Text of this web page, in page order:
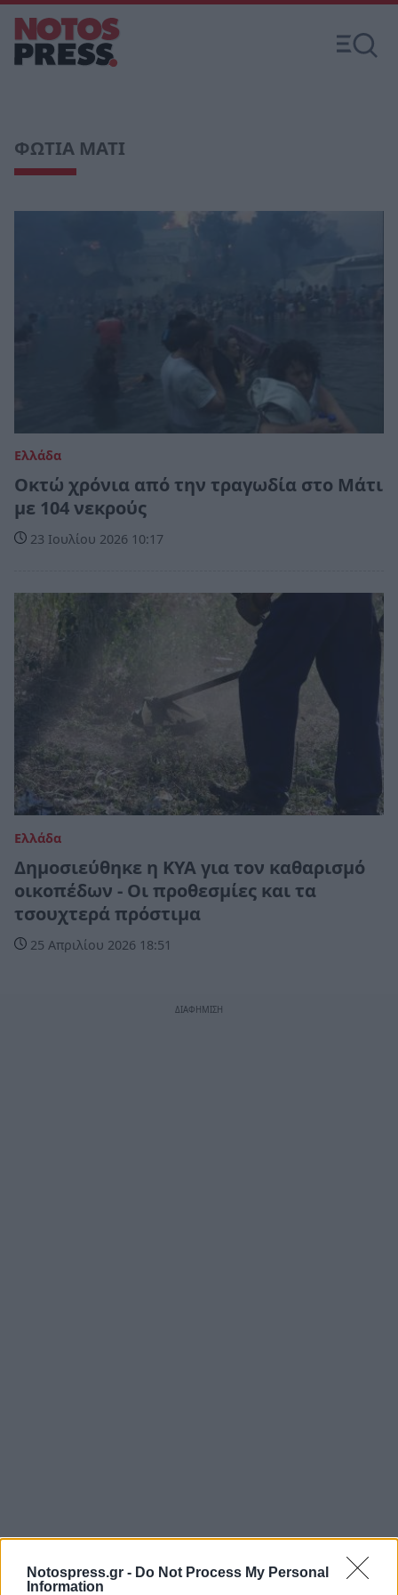
Notospress.gr - Do Not Process My Personal
Information
ΦΩΤΙΑ ΜΑΤΙ
Ελλάδα
Οκτώ χρόνια από την τραγωδία στο Μάτι
με 104 νεκρούς
23 Ιουλίου 2026 10:17
Ελλάδα
Δημοσιεύθηκε η ΚΥΑ για τον καθαρισμό
οικοπέδων - Οι προθεσμίες και τα
τσουχτερά πρόστιμα
25 Απριλίου 2026 18:51